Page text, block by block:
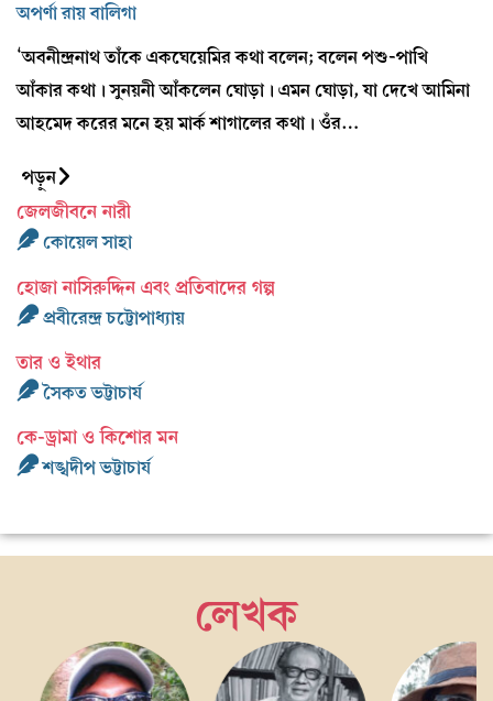
অপর্ণা রায় বালিগা
‘অবনীন্দ্রনাথ তাঁকে একঘেয়েমির কথা বলেন; বলেন পশু-পাখি
আঁকার কথা। সুনয়নী আঁকলেন ঘোড়া। এমন ঘোড়া, যা দেখে আমিনা
আহমেদ করের মনে হয় মার্ক শাগালের কথা। ওঁর…
পড়ুন
জেলজীবনে নারী
কোয়েল সাহা
হোজা নাসিরুদ্দিন এবং প্রতিবাদের গল্প
প্রবীরেন্দ্র চট্টোপাধ্যায়
তার ও ইথার
সৈকত ভট্টাচার্য
কে-ড্রামা ও কিশোর মন
শঙ্খদীপ ভট্টাচার্য
লেখক